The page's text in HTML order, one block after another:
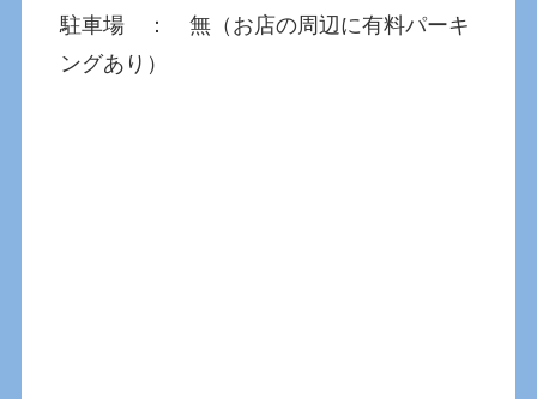
駐車場 ： 無（お店の周辺に有料パーキ
ングあり）